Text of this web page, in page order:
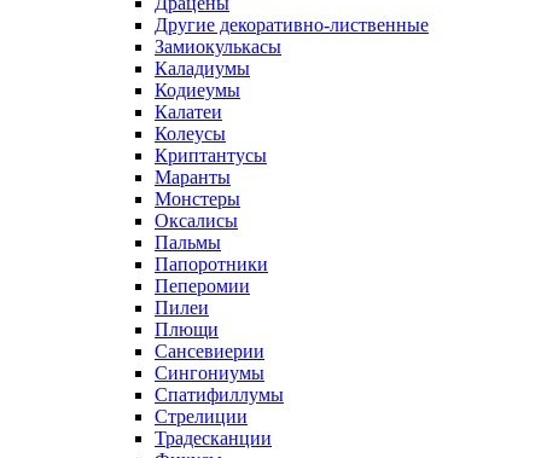
Другие декоративно-лиственные
Замиокулькасы
Каладиумы
Кодиеумы
Калатеи
Колеусы
Криптантусы
Маранты
Монстеры
Оксалисы
Пальмы
Папоротники
Пеперомии
Пилеи
Плющи
Сансевиерии
Сингониумы
Спатифиллумы
Стрелиции
Традесканции